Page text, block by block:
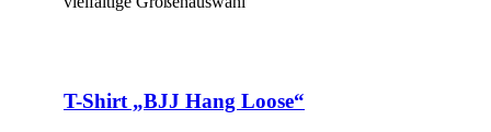
T-Shirt „BJJ Hang Loose“